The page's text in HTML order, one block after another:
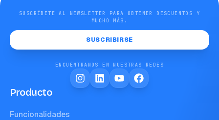
SUSCRÍBETE AL NEWSLETTER PARA OBTENER DESCUENTOS Y
MUCHO MÁS.
SUSCRIBIRSE
ENCUÉNTRANOS EN NUESTRAS REDES
Producto
Funcionalidades